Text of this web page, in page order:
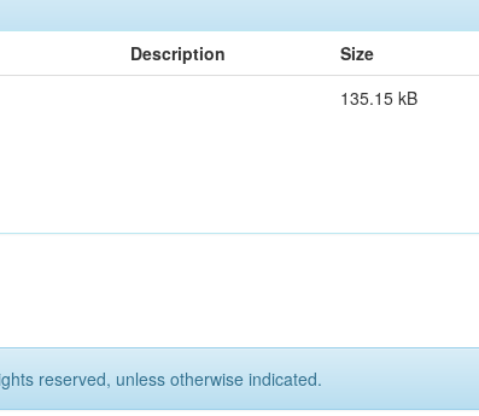
Description Size
135.15 kB
reserved, unless otherwise indicated.